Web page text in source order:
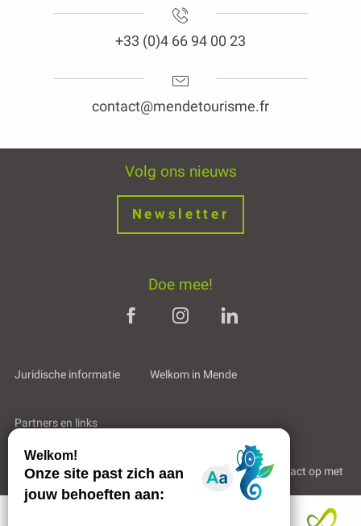
+33 (0)4 66 94 00 23
contact@mendetourisme.fr
Volg ons nieuws
Newsletter
Doe mee!
Juridische informatie Welkom in Mende
Partners en links
Professioneel gebied Wie zijn wij? Neem contact op met